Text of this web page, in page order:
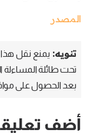
المصدر
تنويه: يمنع نقل هذا
تحت طائلة المساءلة
بعد الحصول على
أضف